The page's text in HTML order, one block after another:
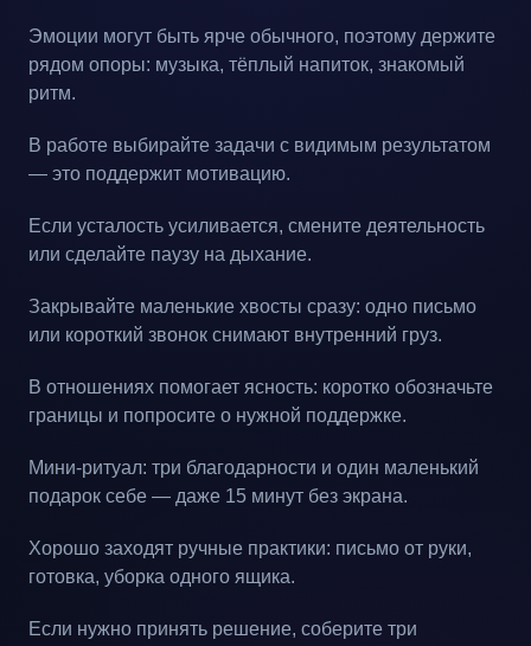
Эмоции могут быть ярче обычного, поэтому держите
рядом опоры: музыка, тёплый напиток, знакомый
ритм.
В работе выбирайте задачи с видимым результатом
— это поддержит мотивацию.
Если усталость усиливается, смените деятельность
или сделайте паузу на дыхание.
Закрывайте маленькие хвосты сразу: одно письмо
или короткий звонок снимают внутренний груз.
В отношениях помогает ясность: коротко обозначьте
границы и попросите о нужной поддержке.
Мини-ритуал: три благодарности и один маленький
подарок себе — даже 15 минут без экрана.
Хорошо заходят ручные практики: письмо от руки,
готовка, уборка одного ящика.
Если нужно принять решение, соберите три